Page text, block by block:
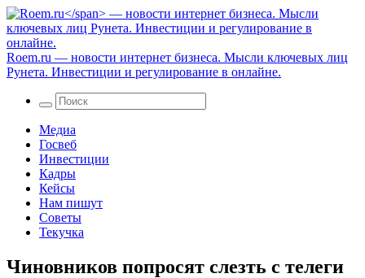
Roem.ru — новости интернет бизнеса. Мысли ключевых лиц
Рунета. Инвестиции и регулирование в онлайне.
Медиа
Госвеб
Инвестиции
Кадры
Кейсы
Нам пишут
Советы
Текучка
Чиновников попросят слезть с телеги